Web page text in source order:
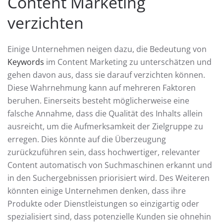
verzichten
Einige Unternehmen neigen dazu, die Bedeutung von
Keywords im Content Marketing zu unterschätzen und
gehen davon aus, dass sie darauf verzichten können.
Diese Wahrnehmung kann auf mehreren Faktoren
beruhen. Einerseits besteht möglicherweise eine
falsche Annahme, dass die Qualität des Inhalts allein
ausreicht, um die Aufmerksamkeit der Zielgruppe zu
erregen. Dies könnte auf die Überzeugung
zurückzuführen sein, dass hochwertiger, relevanter
Content automatisch von Suchmaschinen erkannt und
in den Suchergebnissen priorisiert wird. Des Weiteren
könnten einige Unternehmen denken, dass ihre
Produkte oder Dienstleistungen so einzigartig oder
spezialisiert sind, dass potenzielle Kunden sie ohnehin